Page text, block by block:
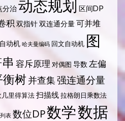
分治动态规划 区间DP
积 双指针双连通分量可并堆
动机 哈夫曼编码 回文自动机 图
容斥原理 对偶图 导数 左偏
衡树并查集强连通分量
里得算法扫描线拉格朗日乘数法
表 数位DP数学数据